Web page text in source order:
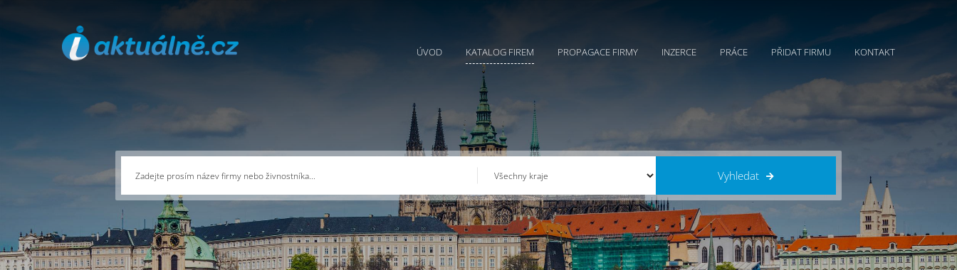
ÚVOD KATALOG FIREM PROPAGACE FIRMY INZERCE PRÁCE PŘIDAT FIRMU KONTAKT
Vyhledat